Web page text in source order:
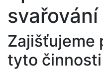
svařování
Zajišťujeme
tyto činnosti